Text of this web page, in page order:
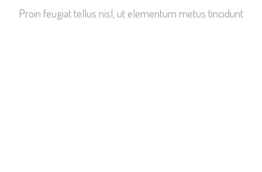
Proin feugiat tellus nisl, ut elementum metus tincidunt